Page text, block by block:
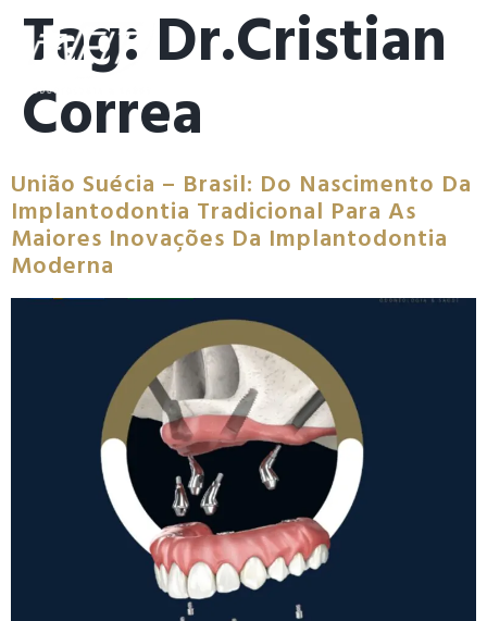
Tag: Dr.cristian
Correa
União Suécia – Brasil: Do Nascimento Da
Implantodontia Tradicional Para As
Maiores Inovações Da Implantodontia
Moderna